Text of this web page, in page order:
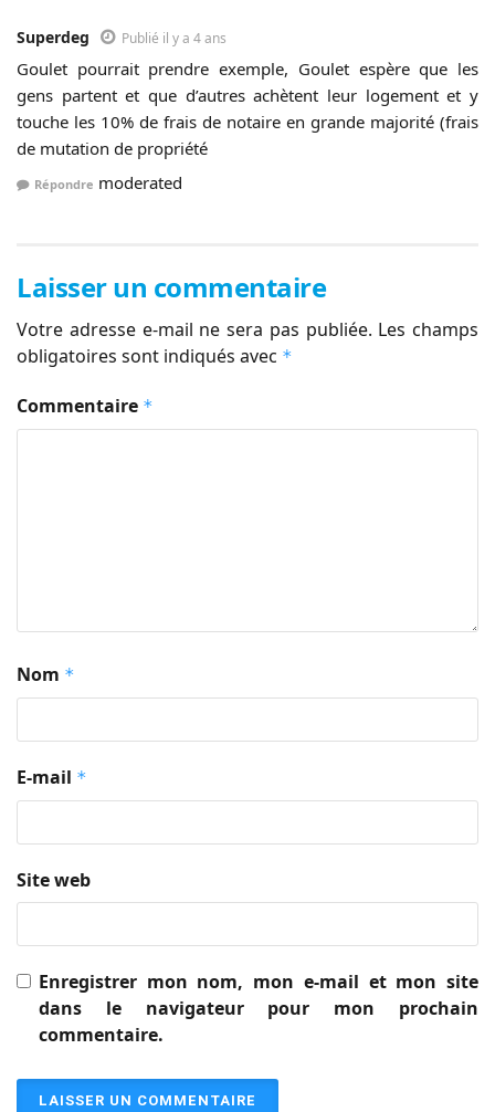
Superdeg Publié il y a 4 ans
Goulet pourrait prendre exemple, Goulet espère que les
gens partent et que d’autres achètent leur logement et y
touche les 10% de frais de notaire en grande majorité (frais
de mutation de propriété
Répondre moderated
Laisser un commentaire
Votre adresse e-mail ne sera pas publiée. Les champs
obligatoires sont indiqués avec *
Commentaire *
Nom *
E-mail *
Site web
Enregistrer mon nom, mon e-mail et mon site
dans le navigateur pour mon prochain
commentaire.